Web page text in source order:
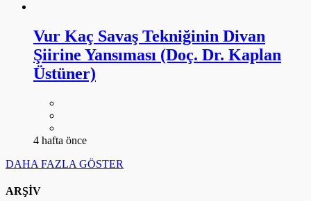
Vur Kaç Savaş Tekniğinin Divan
Şiirine Yansıması (Doç. Dr. Kaplan
Üstüner)
4 hafta önce
DAHA FAZLA GÖSTER
ARŞİV